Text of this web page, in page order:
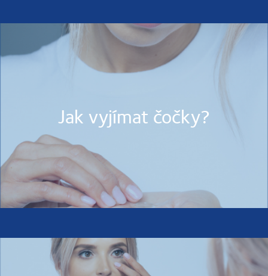
Jak vyjímat čočky?